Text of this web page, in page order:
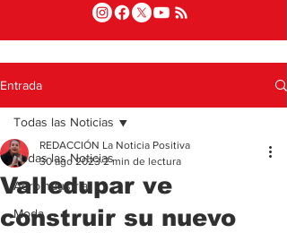
Entrada
Todas las Noticias
Agroindustria
Moda
Todas las Noticias
Valledupar ve
construir su nuevo
REDACCIÓN La Noticia Positiva
30 ago 2023 2 min de lectura